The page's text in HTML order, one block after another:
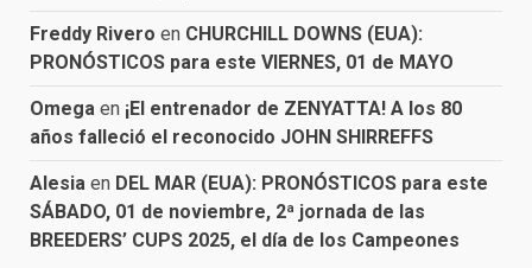
Freddy Rivero en CHURCHILL DOWNS (EUA):
PRONÓSTICOS para este VIERNES, 01 de MAYO
Omega en ¡El entrenador de ZENYATTA! A los 80
años falleció el reconocido JOHN SHIRREFFS
Alesia en DEL MAR (EUA): PRONÓSTICOS para este
SÁBADO, 01 de noviembre, 2ª jornada de las
BREEDERS’ CUPS 2025, el día de los Campeones